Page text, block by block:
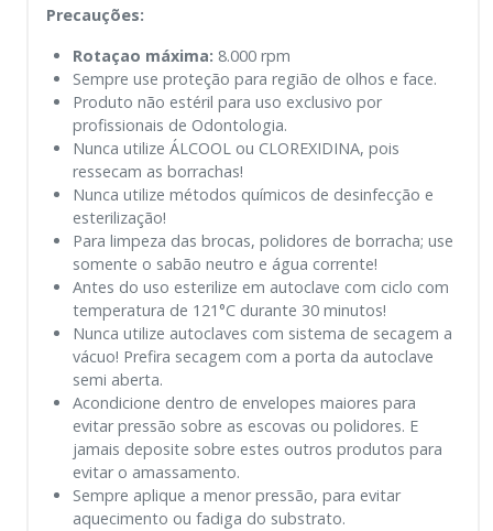
Precauções:
Rotaçao máxima: 8.000 rpm
Sempre use proteção para região de olhos e face.
Produto não estéril para uso exclusivo por
profissionais de Odontologia.
Nunca utilize ÁLCOOL ou CLOREXIDINA, pois
ressecam as borrachas!
Nunca utilize métodos químicos de desinfecção e
esterilização!
Para limpeza das brocas, polidores de borracha; use
somente o sabão neutro e água corrente!
Antes do uso esterilize em autoclave com ciclo com
temperatura de 121°C durante 30 minutos!
Nunca utilize autoclaves com sistema de secagem a
vácuo! Prefira secagem com a porta da autoclave
semi aberta.
Acondicione dentro de envelopes maiores para
evitar pressão sobre as escovas ou polidores. E
jamais deposite sobre estes outros produtos para
evitar o amassamento.
Sempre aplique a menor pressão, para evitar
aquecimento ou fadiga do substrato.